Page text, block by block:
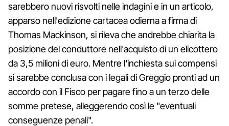
sarebbero nuovi risvolti nelle indagini e in un articolo,
apparso nell'edizione cartacea odierna a firma di
Thomas Mackinson, si rileva che andrebbe chiarita la
posizione del conduttore nell'acquisto di un elicottero
da 3,5 milioni di euro. Mentre l'inchiesta sui compensi
si sarebbe conclusa con i legali di Greggio pronti ad un
accordo con il Fisco per pagare fino a un terzo delle
somme pretese, alleggerendo così le "eventuali
conseguenze penali".